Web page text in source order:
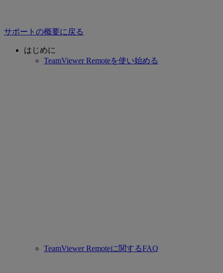
サポートの概要に戻る
はじめに
TeamViewer Remoteを使い始める
TeamViewer Remoteに関するFAQ